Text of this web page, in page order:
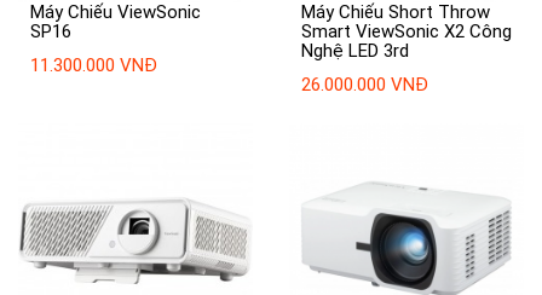
Máy Chiếu ViewSonic
SP16
11.300.000 VNĐ
Máy Chiếu Short Throw
Smart ViewSonic X2 Công
Nghệ LED 3rd
26.000.000 VNĐ